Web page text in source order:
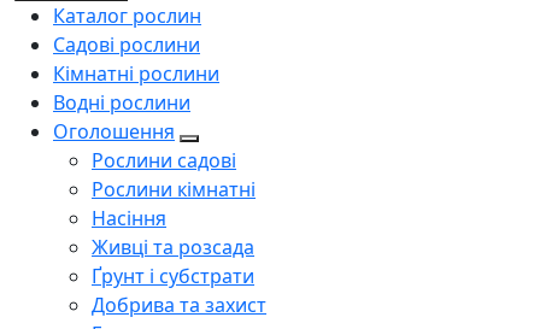
Каталог рослин
Садові рослини
Кімнатні рослини
Водні рослини
Оголошення
Рослини садові
Рослини кімнатні
Насіння
Живці та розсада
Ґрунт і субстрати
Добрива та захист